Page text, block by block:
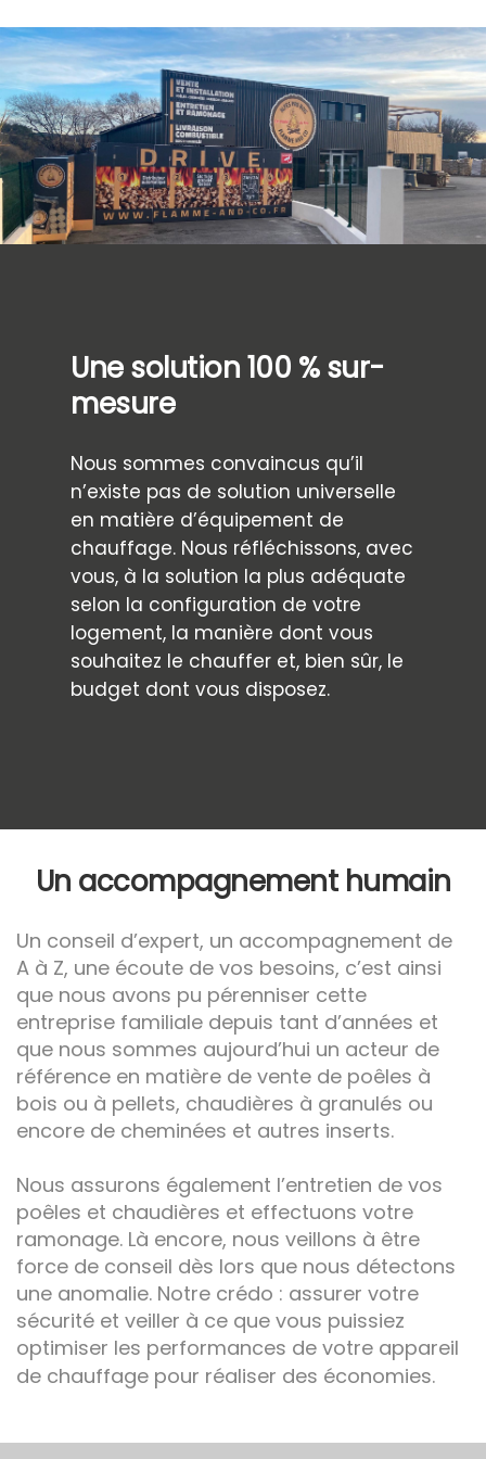
Une solution 100 % sur-
mesure
Nous sommes convaincus qu’il
n’existe pas de solution universelle
en matière d’équipement de
chauffage. Nous réfléchissons, avec
vous, à la solution la plus adéquate
selon la configuration de votre
logement, la manière dont vous
souhaitez le chauffer et, bien sûr, le
budget dont vous disposez.
Un accompagnement humain
Un conseil d’expert, un accompagnement de
A à Z, une écoute de vos besoins, c’est ainsi
que nous avons pu pérenniser cette
entreprise familiale depuis tant d’années et
que nous sommes aujourd’hui un acteur de
référence en matière de vente de poêles à
bois ou à pellets, chaudières à granulés ou
encore de cheminées et autres inserts.
Nous assurons également l’entretien de vos
poêles et chaudières et effectuons votre
ramonage. Là encore, nous veillons à être
force de conseil dès lors que nous détectons
une anomalie. Notre crédo : assurer votre
sécurité et veiller à ce que vous puissiez
optimiser les performances de votre appareil
de chauffage pour réaliser des économies.